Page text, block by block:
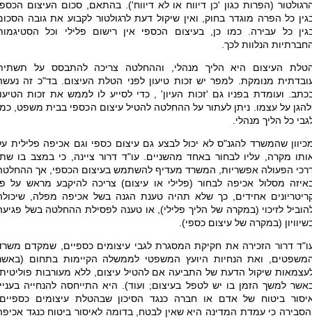
(הפרות כגון 'כן דיווח או לא דיווח'). בהתאם, סכום העיצום
כל הפרה מוגדר בחוק, ואין שיקול דעת לרגולטור לקבוע את גובה
כל עבירה. כמו כן, בעיצום הכספי אין רישום פלילי וכל
הנלוות לכך.
העיצום היא הליך מנהלי, וההחלטה צריכה להתבסס על
מנומקת. למפר יש זכות טיעון לפני הטלת העיצום. בד"כ זה
ועומדת בפניו גם 'זכות העיון' , כדי לסייע לו לממש את זכות
על עצמו. ניתן לעתור על ההחלטה להטיל עיצום הכספי בבית משפט,
כל הליך מנהלי.
שהמשרד להגנ"ס לא יכול לבצע גם עיצום כספי וגם אכיפה פלילית
מקרה, עליו לבחור באחד מהשניים. עו"ד דרור ציינה, כי במצב בו
הפעולה אפשריות, המשרד מעדיף להשתמש בעיצום הכספי, אך
מסלול אכיפה לבחור (פלילי או עיצום) צריכה להיקבע מראש על
אחידים, כך שלא תהיה טענת הגנה בשל אכיפה מפלה,
לזיכוי (במקרה של הליך פלילי), או טענה לפסילת ההחלטה בשל
(במקרה של עיצום כספי).
דרור הזכירה את חקיקת המסגרת לגבי עיצומים כספיים, שמקדם
ואת הנחיות היועץ המשפטי לממשלה הקיימות בתחום
שיקול הדעת של התביעה אם להטיל עיצום, ללא מעורבות
למשך הזמן בו יש לטפל בעיצום; ועוד). היא התייחסה להנחייה
ביטוח של אדם או חברה כנגד הסיכון שבהטלת עיצומים
כי עמדת המדינה היא שאין לבטח, בדומה לאיסור ביטוח כנגד